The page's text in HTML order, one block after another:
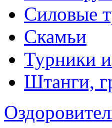
Силовые
Скамьи
Турники
Штанги,